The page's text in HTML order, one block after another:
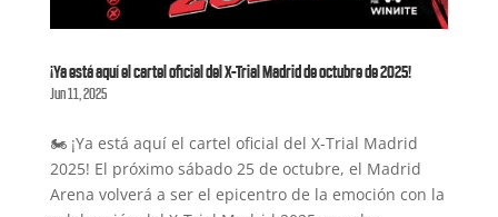
¡Ya está aquí el cartel oficial del X-Trial Madrid de octubre de 2025!
Jun 11, 2025
🏍️ ¡Ya está aquí el cartel oficial del X-Trial Madrid
2025! El próximo sábado 25 de octubre, el Madrid
Arena volverá a ser el epicentro de la emoción con la